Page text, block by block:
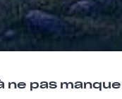
ne pas